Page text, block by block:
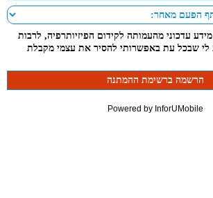
עדכוני מהעמותה לקידום הפיזיותרפיה, לרבות
לי שבכל עת באפשרותי להסיר את עצמי מקבלת
Powered by InforUMobile